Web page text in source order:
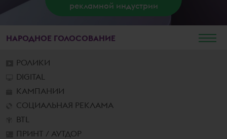
рекламной индустрии
НАРОДНОЕ ГОЛОСОВАНИЕ
РОЛИКИ
DIGITAL
КАМПАНИИ
СОЦИАЛЬНАЯ РЕКЛАМА
BTL
ПРИНТ / АУТДОР